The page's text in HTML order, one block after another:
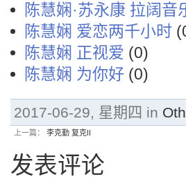
陈慧娴·苏永康 拉阔音
陈慧娴 爱恋两千小时
陈慧娴 正视爱 (0)
陈慧娴 为你好 (0)
2017-06-29, 星期四 in
上一篇： 李克勤 复克II
发表评论